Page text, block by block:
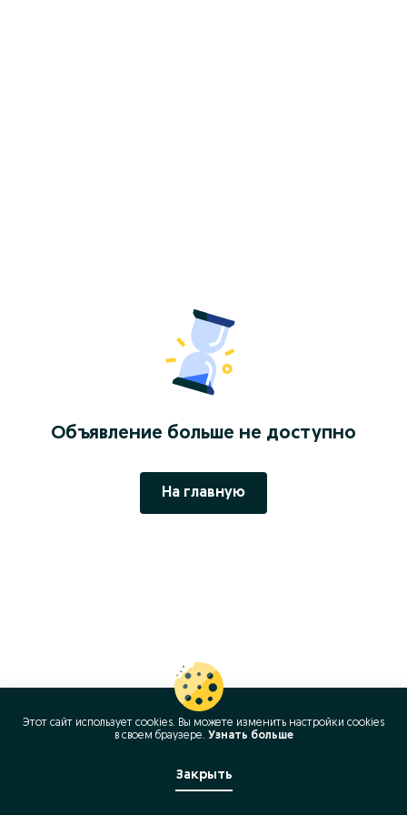
Объявление больше не доступно
На главную
Этот сайт использует cookies. Вы можете изменить настройки cookies
в своeм браузере. Узнать больше
Закрыть